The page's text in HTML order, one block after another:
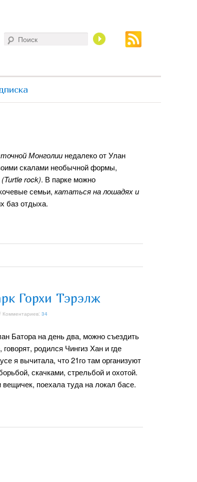
Монголии недалеко от Улан
скалами необычной формы,
rock). В парке можно
семьи, кататься на лошадях и
баз отдыха.
Горхи Тэрэлж
Комментариев: 34
Батора на день два, можно съездить
родился Чингиз Хан и где
я вычитала, что 21го там организуют
скачками, стрельбой и охотой.
поехала туда на локал басе.